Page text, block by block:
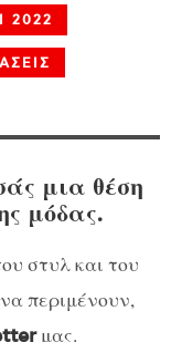
2022
μια θέση
μόδας.
στυλ και του
περιμένουν,
μας.